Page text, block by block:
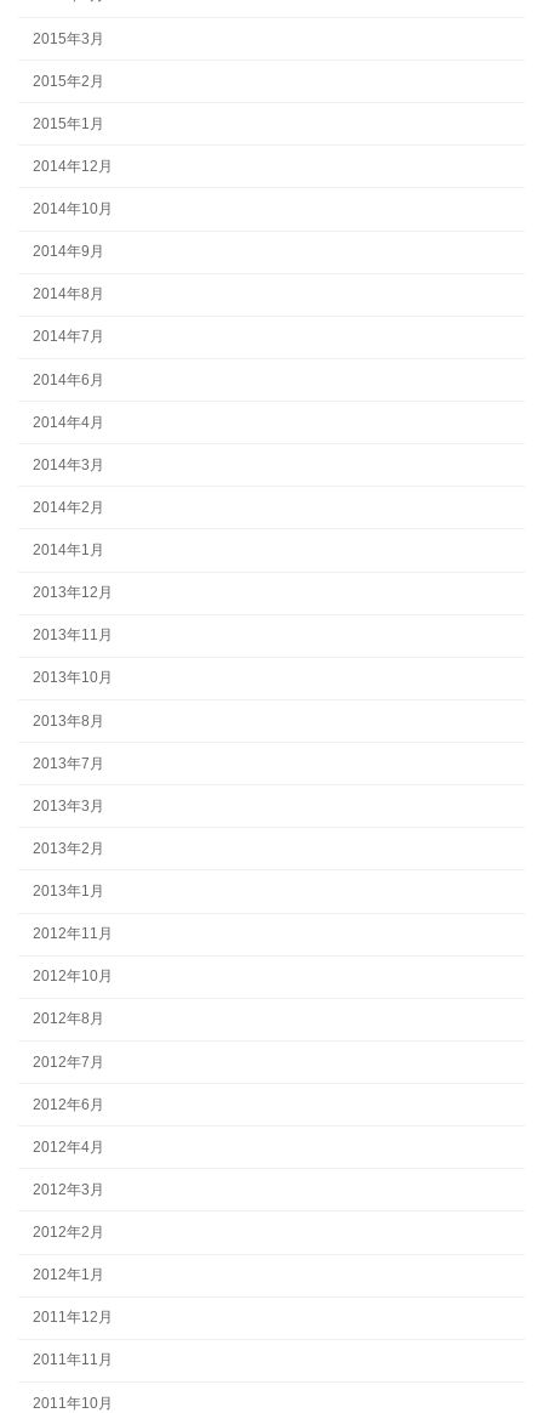
2015年3月
2015年2月
2015年1月
2014年12月
2014年10月
2014年9月
2014年8月
2014年7月
2014年6月
2014年4月
2014年3月
2014年2月
2014年1月
2013年12月
2013年11月
2013年10月
2013年8月
2013年7月
2013年3月
2013年2月
2013年1月
2012年11月
2012年10月
2012年8月
2012年7月
2012年6月
2012年4月
2012年3月
2012年2月
2012年1月
2011年12月
2011年11月
2011年10月